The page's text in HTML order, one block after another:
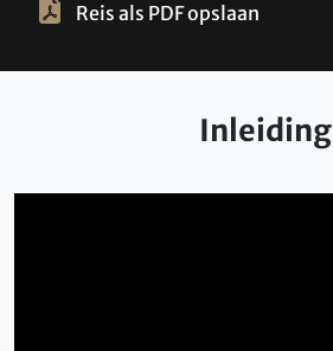
Reis als PDF opslaan
Inleiding